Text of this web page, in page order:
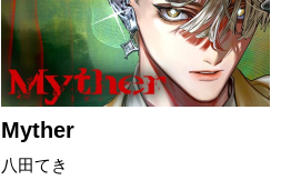
Myther
八田てき